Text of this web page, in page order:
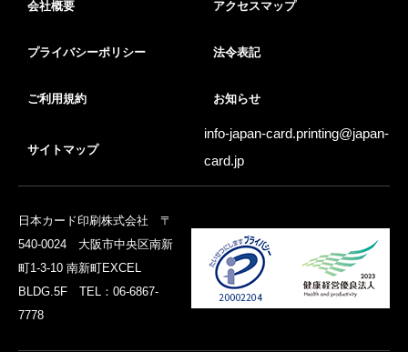
会社概要 アクセスマップ
プライバシーポリシー 法令表記
ご利用規約 お知らせ
サイトマップ
info-japan-card.printing@japan-
card.jp
日本カード印刷株式会社 〒
540-0024 大阪市中央区南新
町1-3-10 南新町EXCEL
BLDG.5F TEL：06-6867-
7778